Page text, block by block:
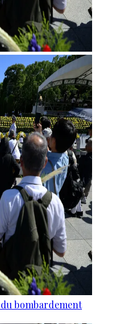
bombardement